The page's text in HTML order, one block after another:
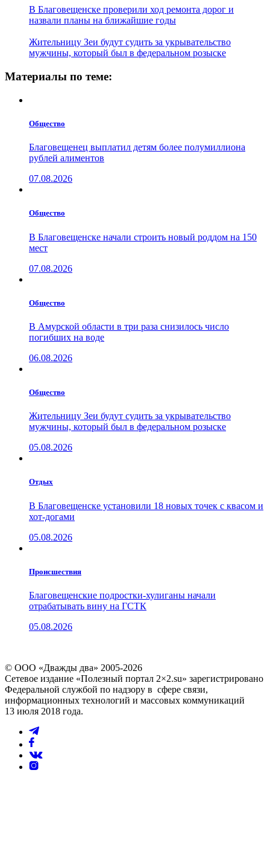
В Благовещенске проверили ход ремонта дорог и
назвали планы на ближайшие годы
Жительницу Зеи будут судить за укрывательство
мужчины, который был в федеральном розыске
Материалы по теме:
Общество
Благовещенец выплатил детям более полумиллиона
рублей алиментов
07.08.2026
Общество
В Благовещенске начали строить новый роддом на 150
мест
07.08.2026
Общество
В Амурской области в три раза снизилось число
погибших на воде
06.08.2026
Общество
Жительницу Зеи будут судить за укрывательство
мужчины, который был в федеральном розыске
05.08.2026
Отдых
В Благовещенске установили 18 новых точек с квасом и
хот-догами
05.08.2026
Проиcшествия
Благовещенские подростки-хулиганы начали
отрабатывать вину на ГСТК
05.08.2026
© ООО «Дважды два» 2005-2026
Сетевое издание «Полезный портал 2×2.su» зарегистрировано
Федеральной службой по надзору в сфере связи,
информационных технологий и массовых коммуникаций
13 июля 2018 года.